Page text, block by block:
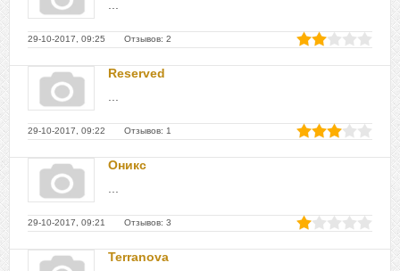
29-10-2017, 09:25 Отзывов: 2
Reserved
29-10-2017, 09:22 Отзывов: 1
Оникс
29-10-2017, 09:21 Отзывов: 3
Terranova